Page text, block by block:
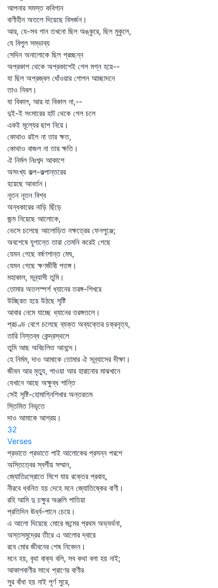
আপনার সমস্ত কবিগান
বাণীহীন অতলে দিয়েছে বিসর্জন।
আর, যে-সব গান তখনো ছিল অঙ্কুরে, ছিল মুকুলে,
যে বিপুল সম্ভাব্য
সেদিন অনালোকে ছিল প্রচ্ছন্ন
অপ্রকাশ থেকে অপ্রকাশেই গেল মগ্ন হয়ে--
যা ছিল অপ্রজ্বল ধোঁওয়ার গোপন আচ্ছাদনে
তাও নিবল।
যা বিকাল, আর যা বিকাল না,--
দুই-ই সংসারের হাট থেকে গেল চলে
একই মূল্যের ছাপ নিয়ে।
কোথাও রইল না তার ক্ষত,
কোথাও বাজল না তার ক্ষতি।
ঐ নির্মল নিঃশব্দ আকাশে
অসংখ্য কল্প-কল্পান্তরের
হয়েছে আবর্তন।
নূতন নূতন বিশ্ব
অন্ধকারের নাড়ি ছিঁড়ে
জন্ম নিয়েছে আলোকে,
ভেসে চলেছে আলোড়িত নক্ষত্রের ফেনপুঞ্জে;
অবশেষে যুগান্তে তারা তেমনি করেই গেছে
যেমন গেছে বর্ষণশান্ত মেঘ,
যেমন গেছে ক্ষণজীবী পতঙ্গ।
মহাকাল, সন্ন্যাসী তুমি।
তোমার অতলস্পর্শ ধ্যানের তরঙ্গ-শিখরে
উচ্ছ্রিত হয়ে উঠছে সৃষ্টি
আবার নেমে যাচ্ছে ধ্যানের তরঙ্গতলে।
প্রচণ্ড বেগে চলেছে ব্যক্ত অব্যক্তের চক্রনৃত্য,
তারি নিস্তব্ধ কেন্দ্রস্থলে
তুমি আছ অবিচলিত আনন্দে।
হে নির্মম, দাও আমাকে তোমার ঐ সন্ন্যাসের দীক্ষা।
জীবন আর মৃত্যু, পাওয়া আর হারানোর মাঝখানে
যেখানে আছে অক্ষুব্ধ শান্তি
সেই সৃষ্টি-হোমাগ্নিশিখার অন্তরতম
স্তিমিত নিভৃতে
দাও আমাকে আশ্রয়।
32
Verses
প্রভাতে প্রভাতে পাই আলোকের প্রসন্ন পরশে
অস্তিত্বের স্বর্গীয় সম্মান,
জ্যোতিঃস্রোতে মিশে যায় রক্তের প্রবাহ,
নীরবে ধ্বনিত হয় দেহে মনে জ্যোতিষ্কের বাণী।
রহি আমি দু চক্ষুর অঞ্জলি পাতিয়া
প্রতিদিন ঊর্ধ্ব-পানে চেয়ে।
এ আলো দিয়েছে মোরে জন্মের প্রথম অভ্যর্থনা,
অস্তসমুদ্রের তীরে এ আলোর দ্বারে
রবে মোর জীবনের শেষ নিবেদন।
মনে হয়, বৃথা বাক্য বলি, সব কথা বলা হয় নাই;
আকাশবাণীর সাথে প্রাণের বাণীর
সুর বাঁধা হয় নাই পূর্ণ সুরে,